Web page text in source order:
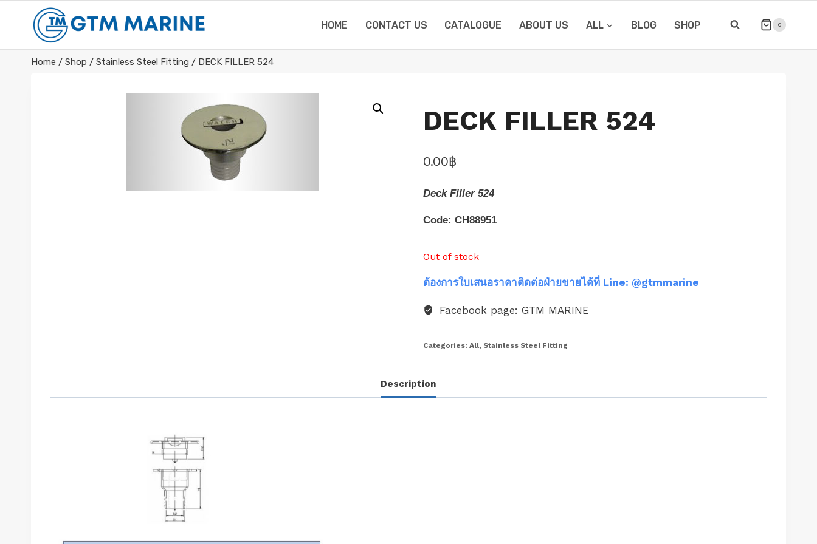
content
HOME CONTACT US CATALOGUE ABOUT US ALL BLOG SHOP 0
Home / Shop / Stainless Steel Fitting / DECK FILLER 524
DECK FILLER 524
0.00฿
Deck Filler 524
Code: CH88951
Out of stock
ต้องการใบเสนอราคาติดต่อฝ่ายขายได้ที่ Line: @gtmmarine
Facebook page: GTM MARINE
Categories: All, Stainless Steel Fitting
Description